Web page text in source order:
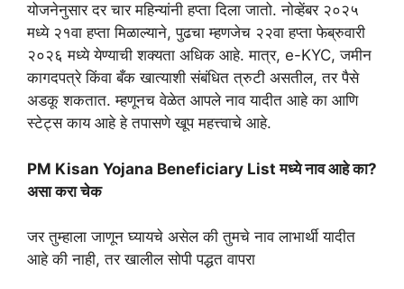
योजनेनुसार दर चार महिन्यांनी हप्ता दिला जातो. नोव्हेंबर २०२५
मध्ये २१वा हप्ता मिळाल्याने, पुढचा म्हणजेच २२वा हप्ता फेब्रुवारी
२०२६ मध्ये येण्याची शक्यता अधिक आहे. मात्र, e-KYC, जमीन
कागदपत्रे किंवा बँक खात्याशी संबंधित त्रुटी असतील, तर पैसे
अडकू शकतात. म्हणूनच वेळेत आपले नाव यादीत आहे का आणि
स्टेट्स काय आहे हे तपासणे खूप महत्त्वाचे आहे.
PM Kisan Yojana Beneficiary List मध्ये नाव आहे का?
असा करा चेक
जर तुम्हाला जाणून घ्यायचे असेल की तुमचे नाव लाभार्थी यादीत
आहे की नाही, तर खालील सोपी पद्धत वापरा